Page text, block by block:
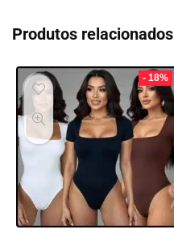
Produtos relacionados
- 18%